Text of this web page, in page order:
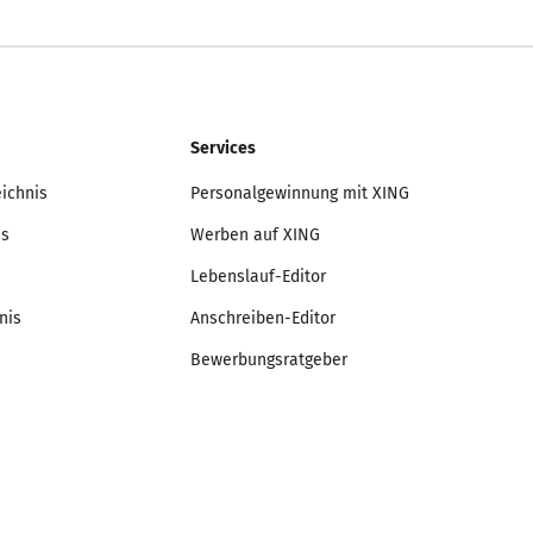
Services
Personalgewinnung mit XING
Werben auf XING
Lebenslauf-Editor
Anschreiben-Editor
Bewerbungsratgeber